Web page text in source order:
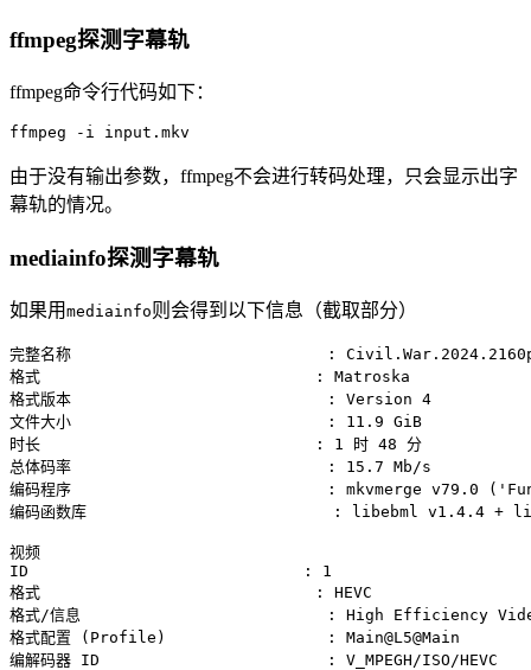
ffmpeg探测字幕轨
ffmpeg命令行代码如下：
ffmpeg -i input.mkv
由于没有输出参数，ffmpeg不会进行转码处理，只会显示出字
幕轨的情况。
mediainfo探测字幕轨
如果用 mediainfo则会得到以下信息（截取部分）
完整名称                           :
格式                             : Matroska
格式版本                           : Version 4
文件大小                           : 11.9 GiB
时长                             : 1 时 48 分
总体码率                           : 15.7 Mb/s
编码程序                           : mkvmerge v79.0
编码函数库                          : libebml v1.4.4 +
视频
ID                             : 1
格式                             : HEVC
格式/信息                          : High Efficiency
格式配置 (Profile)                 : Main@L5@Main
编解码器 ID                        : V_MPEGH/ISO/HEVC